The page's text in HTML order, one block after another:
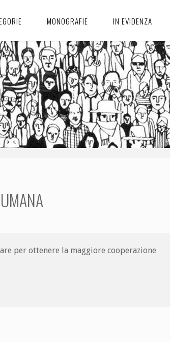
MONOGRAFIE IN EVIDENZA
per ottenere la maggiore cooperazione